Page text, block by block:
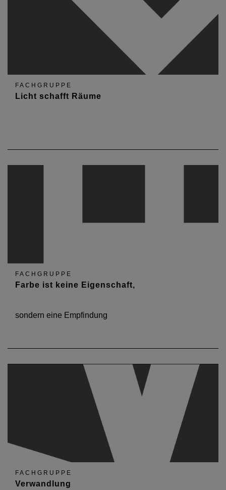
FACHGRUPPE
Licht schafft Räume
FACHGRUPPE
Farbe ist keine Eigenschaft,
sondern eine Empfindung
FACHGRUPPE
Verwandlung